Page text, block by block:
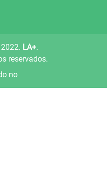
LA+.
reservados.
no